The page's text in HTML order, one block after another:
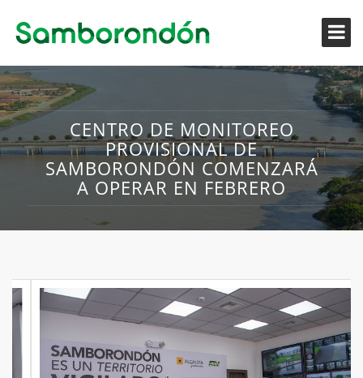
CENTRO DE MONITOREO
PROVISIONAL DE
SAMBORONDÓN COMENZARÁ
A OPERAR EN FEBRERO